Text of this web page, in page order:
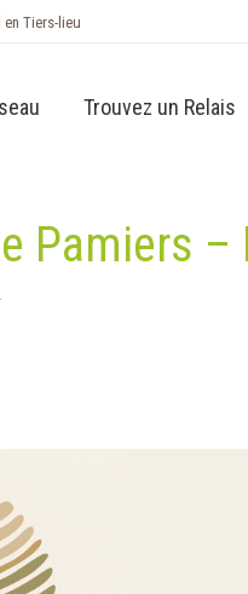
en Tiers-lieu
Trouvez un Relais
Pamiers